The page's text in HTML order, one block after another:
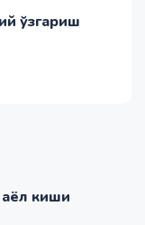
ўзгариш
аёл киши